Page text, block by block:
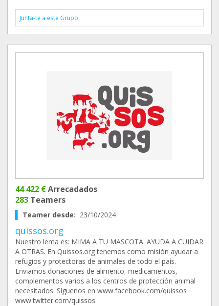
Junta-te a este Grupo
44 422 €Arrecadados
283 Teamers
Teamer desde: 23/10/2024
quissos.org
Nuestro lema es: MIMA A TU MASCOTA. AYUDA A CUIDAR
A OTRAS. En Quissos.org tenemos como misión ayudar a
refugios y protectoras de animales de todo el país.
Enviamos donaciones de alimento, medicamentos,
complementos varios a los centros de protección animal
necesitados. Síguenos en www.facebook.com/quissos
www.twitter.com/quissos